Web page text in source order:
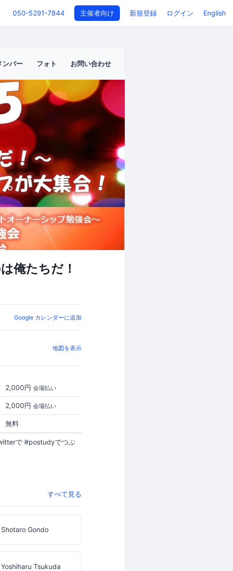
050-5291-7844 主催者向け 新規登録 ログイン English
ンバー フォト お問い合わせ
俺たちだ！
Google カレンダーに追加
地図を表示
2,000円 会場払い
2,000円 会場払い
無料
で #postudyでつぶ
すべて見る
Shotaro Gondo
Yoshiharu Tsukuda